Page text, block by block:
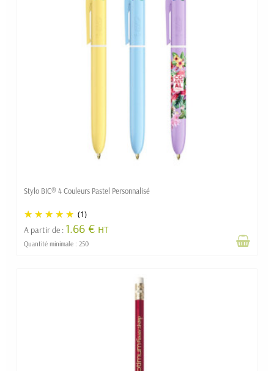
Stylo BIC® 4 Couleurs Pastel Personnalisé
(1)
A partir de : 1.66 € HT
Quantité minimale : 250